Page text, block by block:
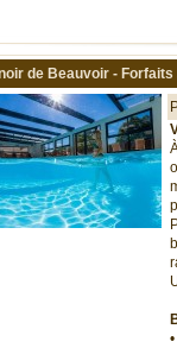
de Beauvoir - Forfaits